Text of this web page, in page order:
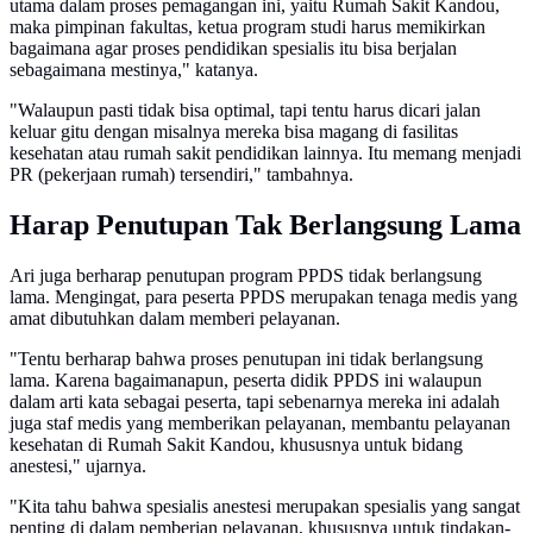
utama dalam proses pemagangan ini, yaitu Rumah Sakit Kandou,
maka pimpinan fakultas, ketua program studi harus memikirkan
bagaimana agar proses pendidikan spesialis itu bisa berjalan
sebagaimana mestinya," katanya.
"Walaupun pasti tidak bisa optimal, tapi tentu harus dicari jalan
keluar gitu dengan misalnya mereka bisa magang di fasilitas
kesehatan atau rumah sakit pendidikan lainnya. Itu memang menjadi
PR (pekerjaan rumah) tersendiri," tambahnya.
Harap Penutupan Tak Berlangsung Lama
Ari juga berharap penutupan program PPDS tidak berlangsung
lama. Mengingat, para peserta PPDS merupakan tenaga medis yang
amat dibutuhkan dalam memberi pelayanan.
"Tentu berharap bahwa proses penutupan ini tidak berlangsung
lama. Karena bagaimanapun, peserta didik PPDS ini walaupun
dalam arti kata sebagai peserta, tapi sebenarnya mereka ini adalah
juga staf medis yang memberikan pelayanan, membantu pelayanan
kesehatan di Rumah Sakit Kandou, khususnya untuk bidang
anestesi," ujarnya.
"Kita tahu bahwa spesialis anestesi merupakan spesialis yang sangat
penting di dalam pemberian pelayanan, khususnya untuk tindakan-